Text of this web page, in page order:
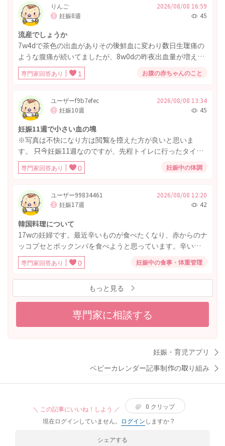
くらいでしたが、今は日によって 気持ち悪いかなぁってな
るくらいで全くないと言っていいほどなどで無事そだって
るか心配です
りんご
妊娠8週
2026/08/08 16:59
45
流産でしょうか
7w4dで茶色の出血がありその後鮮血に変わり数日生理痛の
ような腹痛が続いてましたが、8w0dの昨夜出血量が増えた
なと思っていたら直径4cmぐらいの血の塊が出てきまし
た。 今は腹痛はぴたっと止まり出血も減っています。 やは
ません。 週明けに病院に行きますが、もともと高齢かつ大
きめの筋腫があり妊娠の継続は難しいかもしれないとは言
われていたので覚悟はしています。
専門家回答あり 1 お腹の赤ちゃんのこと
ユーザーf9b7efec
妊娠10週
2026/08/08 13:34
45
妊娠11週で小さい血の塊
※写真は不快になり方は閲覧を控えた方が良いと思いま
す。 只今妊娠11週なのですが、先程トイレに行ったタイミ
ングで小さい血の塊が出て心配になっています。量は少な
くティッシュで拭くと付着する程度で、腹痛や張りはあり
院が開いておらず、受診を月曜日まで待っても大丈夫でし
ょうか？
専門家回答あり 0 妊娠中の体調
ユーザー99834461
妊娠17週
2026/08/08 12:20
42
韓国料理について
17wの妊婦です。最近辛いものが食べたくなり、赤からのナ
ッコプセとポックンパを食べようと思っています。辛いも
のを食べていいのかと、海鮮やホルモンが入っています
が、しっかり加熱されていれば問題ないでしょうか？〆の
ポックンパにとびこが入っているみたいで、気になるので
すが、そちらも加熱していれば食べてもいいのでしょう
か？
専門家回答あり 0 妊娠中の食事・体重管理
もっと見る
専門家に相談する
妊娠・育児アプリ
ベビーカレンダー記事制作の取り組み
＼ この記事にいいね！しよう ／ 0 クリップ
現在ログインしていません。
ログインしますか？
シェアする